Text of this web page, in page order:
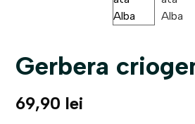
Gerbera
69,90 lei